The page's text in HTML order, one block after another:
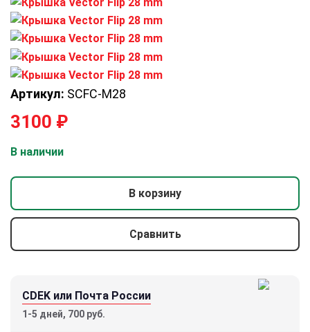
Артикул: SCFC-M28
3100 ₽
В наличии
В корзину
Сравнить
CDEK или Почта России
1-5 дней, 700 руб.